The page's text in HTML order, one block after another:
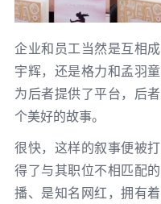
企业和员工当然是互相
宇辉，还是格力和孟羽
为后者提供了平台，后
个美好的故事。
很快，这样的叙事便被
得了与其职位不相匹配
播、是知名网红，拥有